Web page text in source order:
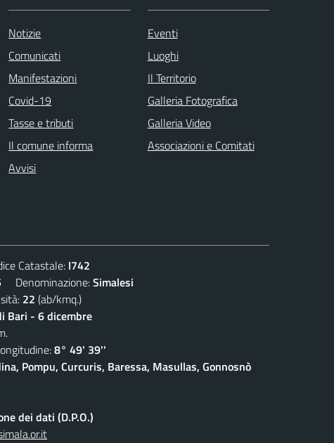
Notizie
Comunicati
Manifestazioni
Covid-19
Tasse e tributi
Il comune informa
Avvisi
Eventi
Luoghi
Il Territorio
Galleria Fotografica
Galleria Video
Associazioni e Comitati
Catastale: I742
Denominazione:Simalesi
22 (ab/kmq.)
Bari - 6 dicembre
8° 49' 39''
Pompu, Curcuris, Baressa, Masullas, Gonnosnò
dei dati (D.P.O.)